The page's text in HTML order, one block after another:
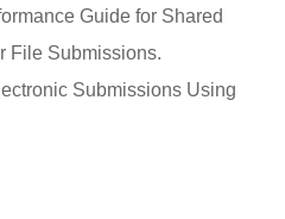
Guide for Shared
File Submissions.
Submissions Using